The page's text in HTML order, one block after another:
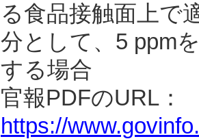
る食品接触面上で
分として、5 ppm
する場合
官報PDFのURL：
https://